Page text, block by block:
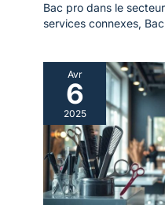
Bac pro dans le
services connexes,
Avr
6
2025